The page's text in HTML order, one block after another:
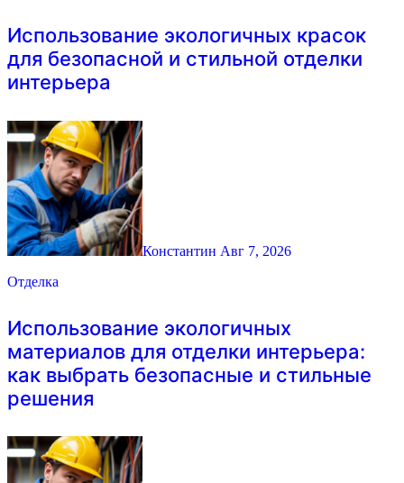
Использование экологичных красок
для безопасной и стильной отделки
интерьера
Константин Авг 7, 2026
Отделка
Использование экологичных
материалов для отделки интерьера:
как выбрать безопасные и стильные
решения